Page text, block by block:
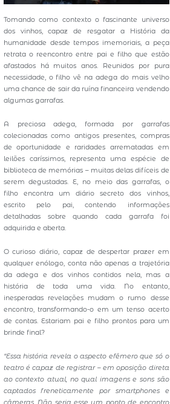
Tomando como contexto o fascinante universo
dos vinhos, capaz de resgatar a História da
humanidade desde tempos imemoriais, a peça
retrata o reencontro entre pai e filho que estão
afastados há muitos anos. Reunidos por pura
necessidade, o filho vê na adega do mais velho
uma chance de sair da ruína financeira vendendo
algumas garrafas.
A preciosa adega, formada por garrafas
colecionadas como antigos presentes, compras
de oportunidade e raridades arrematadas em
leilões caríssimos, representa uma espécie de
biblioteca de memórias – muitas delas difíceis de
serem degustadas. E, no meio das garrafas, o
filho encontra um diário secreto dos vinhos,
escrito pelo pai, contendo informações
detalhadas sobre quando cada garrafa foi
adquirida e aberta.
O curioso diário, capaz de despertar prazer em
qualquer enólogo, conta não apenas a trajetória
da adega e dos vinhos contidos nela, mas a
história de toda uma vida. No entanto,
inesperadas revelações mudam o rumo desse
encontro, transformando-o em um tenso acerto
de contas. Estariam pai e filho prontos para um
brinde final?
“Essa história revela o aspecto efêmero que só o
teatro é capaz de registrar – em oposição direta
ao contexto atual, no qual imagens e sons são
captados freneticamente por smartphones e